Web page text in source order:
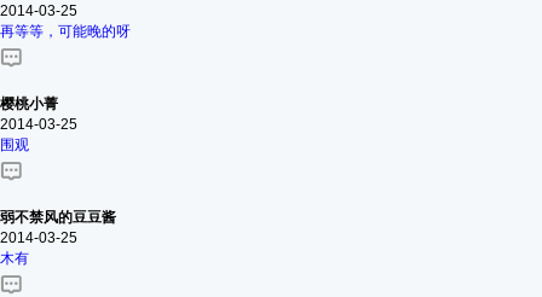
2014-03-25
再等等，可能晚的呀
樱桃小菁
2014-03-25
围观
弱不禁风的豆豆酱
2014-03-25
木有